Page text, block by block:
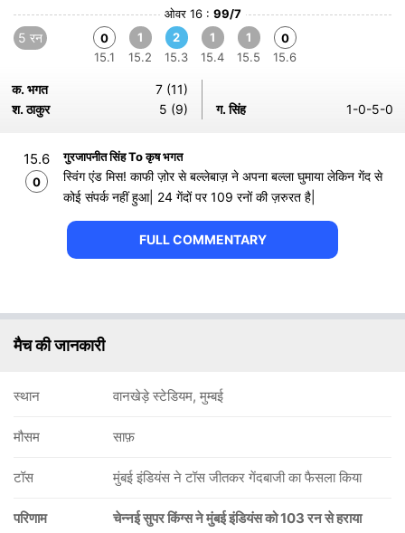
ओवर 16 : 99/7
5 रन
0
15.1
1
15.2
2
15.3
1
15.4
1
15.5
0
15.6
क. भगत
7 (11)
श. ठाकुर
5 (9) ग. सिंह 1-0-5-0
15.6
0
गुरजापनीत सिंह To कृष भगत
स्विंग एंड मिस! काफी ज़ोर से बल्लेबाज़ ने अपना बल्ला घुमाया लेकिन गेंद से
कोई संपर्क नहीं हुआ| 24 गेंदों पर 109 रनों की ज़रुरत है|
FULL COMMENTARY
मैच की जानकारी
स्थान वानखेड़े स्टेडियम, मुम्बई
मौसम साफ़
टॉस मुंबई इंडियंस ने टॉस जीतकर गेंदबाजी का फैसला किया
परिणाम चेन्नई सुपर किंग्स ने मुंबई इंडियंस को 103 रन से हराया